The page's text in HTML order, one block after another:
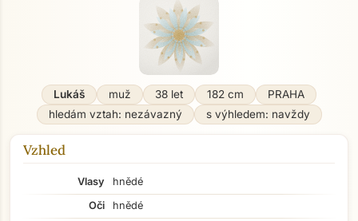
Lukáš muž 38 let 182 cm
PRAHA
hledám vztah: nezávazný
s výhledem: navždy
Vzhled
Vlasy
hnědé
Oči
hnědé